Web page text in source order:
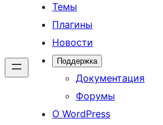
Темы
Плагины
Новости
Поддержка
Документация
Форумы
О WordPress